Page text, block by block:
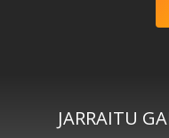
JARRAITU